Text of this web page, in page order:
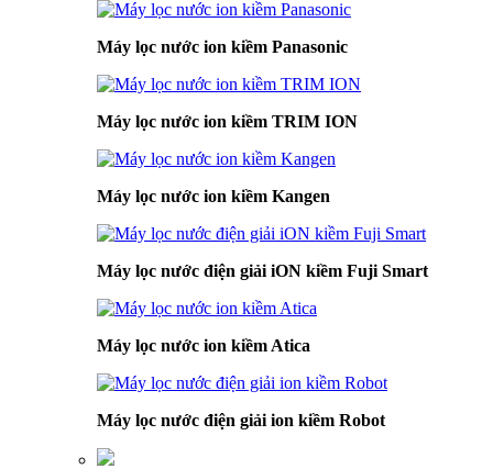
Máy lọc nước ion kiềm Panasonic
Máy lọc nước ion kiềm TRIM ION
Máy lọc nước ion kiềm Kangen
Máy lọc nước điện giải iON kiềm Fuji Smart
Máy lọc nước ion kiềm Atica
Máy lọc nước điện giải ion kiềm Robot